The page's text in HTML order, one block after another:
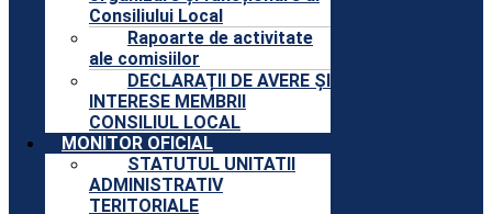
Consiliului Local
Rapoarte de activitate
ale comisiilor
DECLARAȚII DE AVERE ȘI
INTERESE MEMBRII
CONSILIUL LOCAL
MONITOR OFICIAL
STATUTUL UNITATII
ADMINISTRATIV
TERITORIALE